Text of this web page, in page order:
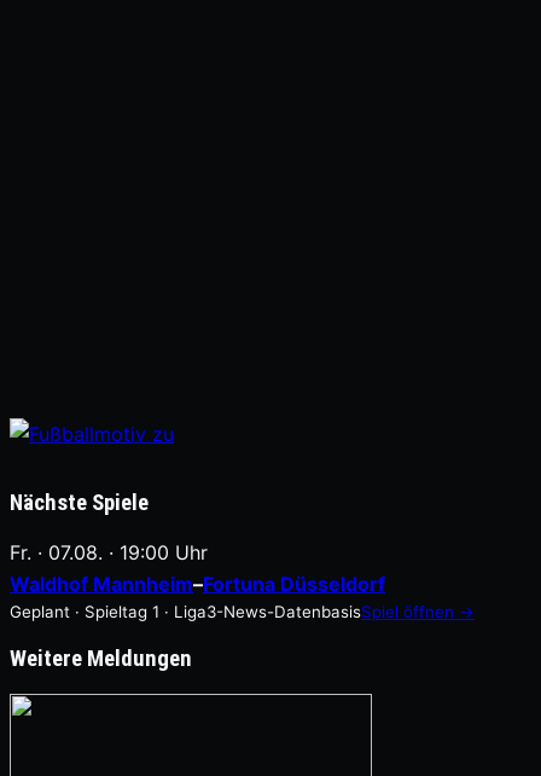
Nächste Spiele
Fr. · 07.08. · 19:00 Uhr
Waldhof Mannheim–Fortuna Düsseldorf
Geplant · Spieltag 1 · Liga3-News-DatenbasisSpiel öffnen →
Weitere Meldungen